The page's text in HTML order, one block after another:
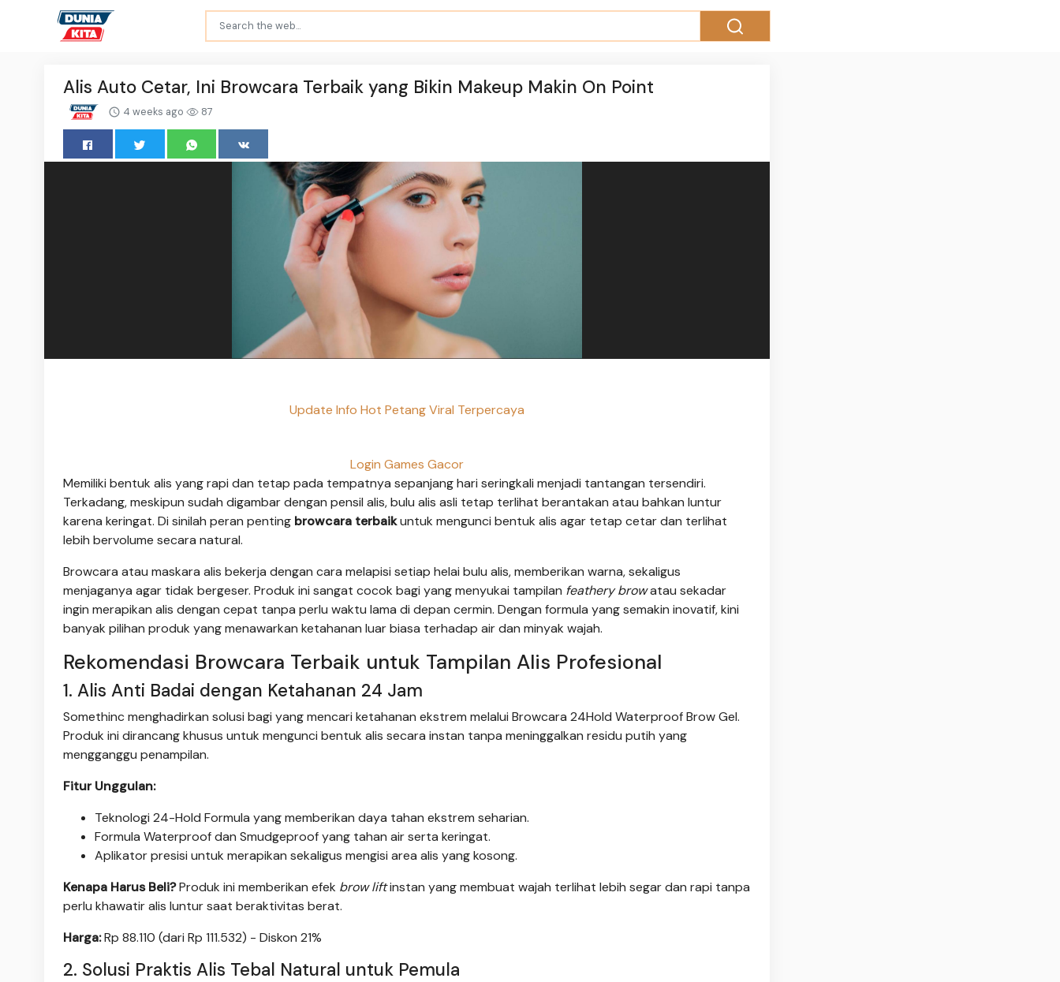
Alis Auto Cetar, Ini Browcara Terbaik yang Bikin Makeup Makin On Point
4 weeks ago 87
Update Info Hot Petang Viral Terpercaya
Login Games Gacor
Memiliki bentuk alis yang rapi dan tetap pada tempatnya sepanjang hari seringkali menjadi tantangan tersendiri.
Terkadang, meskipun sudah digambar dengan pensil alis, bulu alis asli tetap terlihat berantakan atau bahkan luntur
karena keringat. Di sinilah peran penting browcara terbaikuntuk mengunci bentuk alis agar tetap cetar dan terlihat
lebih bervolume secara natural.
Browcara atau maskara alis bekerja dengan cara melapisi setiap helai bulu alis, memberikan warna, sekaligus
menjaganya agar tidak bergeser. Produk ini sangat cocok bagi yang menyukai tampilan feathery browatau sekadar
ingin merapikan alis dengan cepat tanpa perlu waktu lama di depan cermin. Dengan formula yang semakin inovatif, kini
banyak pilihan produk yang menawarkan ketahanan luar biasa terhadap air dan minyak wajah.
Rekomendasi Browcara Terbaik untuk Tampilan Alis Profesional
1. Alis Anti Badai dengan Ketahanan 24 Jam
Somethinc menghadirkan solusi bagi yang mencari ketahanan ekstrem melalui Browcara 24Hold Waterproof Brow Gel.
Produk ini dirancang khusus untuk mengunci bentuk alis secara instan tanpa meninggalkan residu putih yang
mengganggu penampilan.
Fitur Unggulan:
Teknologi 24-Hold Formula yang memberikan daya tahan ekstrem seharian.
Formula Waterproof dan Smudgeproof yang tahan air serta keringat.
Aplikator presisi untuk merapikan sekaligus mengisi area alis yang kosong.
Kenapa Harus Beli?Produk ini memberikan efek brow liftinstan yang membuat wajah terlihat lebih segar dan rapi tanpa
perlu khawatir alis luntur saat beraktivitas berat.
Harga:Rp 88.110 (dari Rp 111.532) - Diskon 21%
2. Solusi Praktis Alis Tebal Natural untuk Pemula